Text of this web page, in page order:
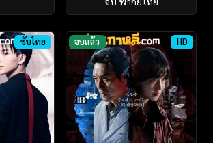
ซับไทย จบแล้ว HD